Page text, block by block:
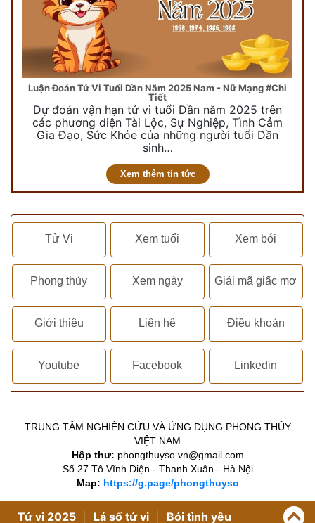
Luận Đoán Tử Vi Tuổi Dần Năm 2025 Nam - Nữ Mạng #Chi
Tiết
Dự đoán vận hạn tử vi tuổi Dần năm 2025 trên
các phương diện Tài Lộc, Sự Nghiệp, Tình Cảm
Gia Đạo, Sức Khỏe của những người tuổi Dần
sinh…
Xem thêm tin tức
Tử Vi Xem tuổi Xem bói
Phong thủy Xem ngày Giải mã giấc mơ
Giới thiệu Liên hệ Điều khoản
Youtube Facebook Linkedin
TRUNG TÂM NGHIÊN CỨU VÀ ỨNG DỤNG PHONG THỦY
VIỆT NAM
Hộp thư: phongthuyso.vn@gmail.com
Số 27 Tô Vĩnh Diện - Thanh Xuân - Hà Nội
Map: https://g.page/phongthuyso
Tử vi 2025 Lá số tử vi Bói tình yêu